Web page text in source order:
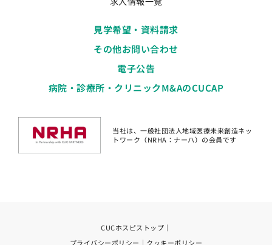
見学希望・資料請求
その他お問い合わせ
電子公告
病院・診療所・クリニックM&AのCUCAP
当社は、一般社団法人地域医療未来創造ネッ
トワーク（NRHA：ナーハ）の会員です
CUCホスピストップ ｜
プライバシーポリシー ｜ クッキーポリシー